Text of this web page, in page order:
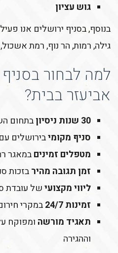
גוש עציון
בנוסף, בסניף ירושלים אנו
גילה, רמות, הר נוף, רמת
למה לבחור
אביעזר בבית?
30 שנות ניסיון
בתחום
סניף מקומיבירושלים
מטפלים זמיניםבמאגר
זמן תגובה מהירבזכות
ליווי מקצועישל עובדת
זמינות 24/7
במקרי
תאגיד מורשה ומפוקח
וההגירה